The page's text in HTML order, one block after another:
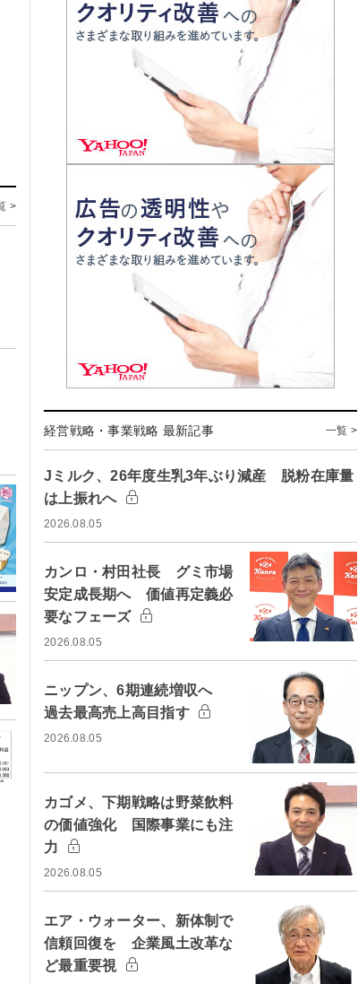
>
経営戦略・事業戦略 最新記事 一覧 >
Jミルク、26年度生乳3年ぶり減産 脱粉在庫量
は上振れへ
2026.08.05
カンロ・村田社長 グミ市場
安定成長期へ 価値再定義必
要なフェーズ
2026.08.05
ニップン、6期連続増収へ
過去最高売上高目指す
2026.08.05
カゴメ、下期戦略は野菜飲料
の価値強化 国際事業にも注
力
2026.08.05
エア・ウォーター、新体制で
信頼回復を 企業風土改革な
ど最重要視